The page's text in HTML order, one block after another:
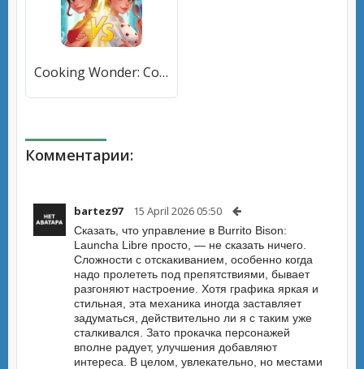
Cooking Wonder: Cooking Games [МОД Много денег] APK Android
Комментарии:
bartez97 15 April 2026 05:50
Сказать, что управление в Burrito Bison:
Launcha Libre просто, — не сказать ничего.
Сложности с отскакиванием, особенно когда
надо пролететь под препятствиями, бывает
разгоняют настроение. Хотя графика яркая и
стильная, эта механика иногда заставляет
задуматься, действительно ли я с таким уже
сталкивался. Зато прокачка персонажей
вполне радует, улучшения добавляют
интереса. В целом, увлекательно, но местами